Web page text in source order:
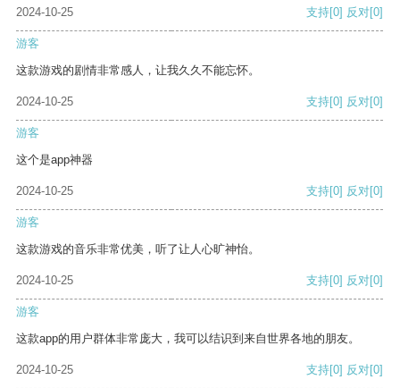
2024-10-25 支持[0] 反对[0]
游客
这款游戏的剧情非常感人，让我久久不能忘怀。
2024-10-25 支持[0] 反对[0]
游客
这个是app神器
2024-10-25 支持[0] 反对[0]
游客
这款游戏的音乐非常优美，听了让人心旷神怡。
2024-10-25 支持[0] 反对[0]
游客
这款app的用户群体非常庞大，我可以结识到来自世界各地的朋友。
2024-10-25 支持[0] 反对[0]